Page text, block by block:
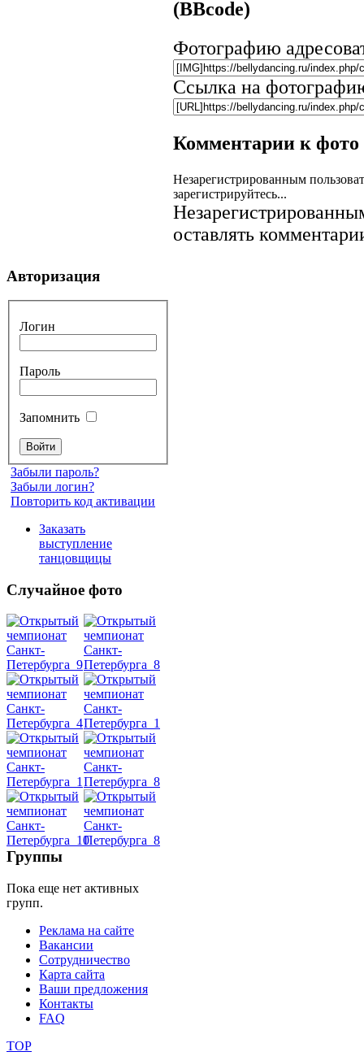
(BBcode)
Фотографию
Ссылка на
Комментарии к фото
Незарегистрированным
зарегистрируйтесь...
оставлять
Авторизация
Логин
Пароль
Запомнить
Забыли пароль?
Забыли логин?
Повторить код активации
Заказать
выступление
танцовщицы
Случайное фото
Группы
Пока еще нет активных
групп.
Реклама на сайте
Вакансии
Сотрудничество
Карта сайта
Ваши предложения
Контакты
FAQ
TOP